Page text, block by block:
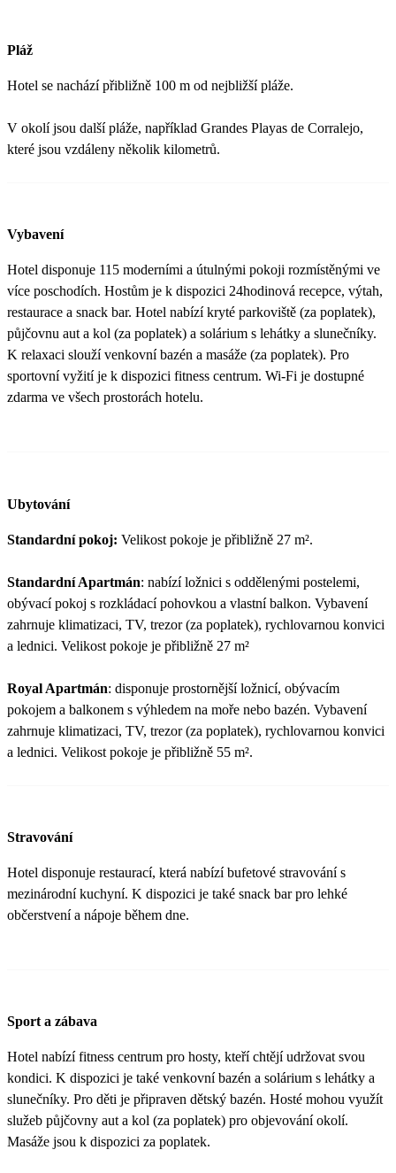
Pláž
Hotel se nachází přibližně 100 m od nejbližší pláže.
V okolí jsou další pláže, například Grandes Playas de Corralejo,
které jsou vzdáleny několik kilometrů.
Vybavení
Hotel disponuje 115 moderními a útulnými pokoji rozmístěnými ve
více poschodích. Hostům je k dispozici 24hodinová recepce, výtah,
restaurace a snack bar. Hotel nabízí kryté parkoviště (za poplatek),
půjčovnu aut a kol (za poplatek) a solárium s lehátky a slunečníky.
K relaxaci slouží venkovní bazén a masáže (za poplatek). Pro
sportovní vyžití je k dispozici fitness centrum. Wi-Fi je dostupné
zdarma ve všech prostorách hotelu.
Ubytování
Standardní pokoj: Velikost pokoje je přibližně 27 m².
Standardní Apartmán: nabízí ložnici s oddělenými postelemi,
obývací pokoj s rozkládací pohovkou a vlastní balkon. Vybavení
zahrnuje klimatizaci, TV, trezor (za poplatek), rychlovarnou konvici
a lednici. Velikost pokoje je přibližně 27 m²
Royal Apartmán: disponuje prostornější ložnicí, obývacím
pokojem a balkonem s výhledem na moře nebo bazén. Vybavení
zahrnuje klimatizaci, TV, trezor (za poplatek), rychlovarnou konvici
a lednici. Velikost pokoje je přibližně 55 m².
Stravování
Hotel disponuje restaurací, která nabízí bufetové stravování s
mezinárodní kuchyní. K dispozici je také snack bar pro lehké
občerstvení a nápoje během dne.
Sport a zábava
Hotel nabízí fitness centrum pro hosty, kteří chtějí udržovat svou
kondici. K dispozici je také venkovní bazén a solárium s lehátky a
slunečníky. Pro děti je připraven dětský bazén. Hosté mohou využít
služeb půjčovny aut a kol (za poplatek) pro objevování okolí.
Masáže jsou k dispozici za poplatek.